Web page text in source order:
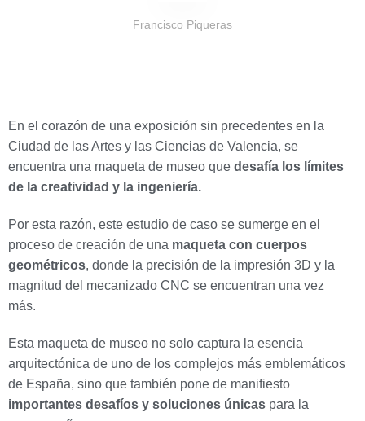
Francisco Piqueras
En el corazón de una exposición sin precedentes en la
Ciudad de las Artes y las Ciencias de Valencia, se
encuentra una maqueta de museo que desafía los límites
de la creatividad y la ingeniería.
Por esta razón, este estudio de caso se sumerge en el
proceso de creación de una maqueta con cuerpos
geométricos, donde la precisión de la impresión 3D y la
magnitud del mecanizado CNC se encuentran una vez
más.
Esta maqueta de museo no solo captura la esencia
arquitectónica de uno de los complejos más emblemáticos
de España, sino que también pone de manifiesto
importantes desafíos y soluciones únicas para la